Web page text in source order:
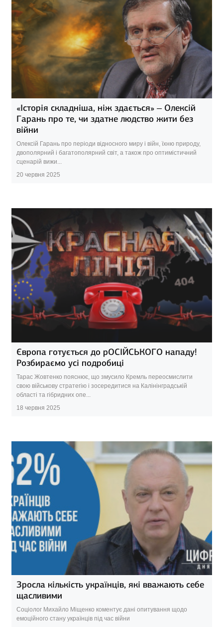
«Історія складніша, ніж здається» – Олексій
Гарань про те, чи здатне людство жити без
війни
Олексій Гарань про періоди відносного миру і війн, їхню природу,
двополярний і багатополярний світ, а також про оптимістичний
сценарій вижи...
20 червня 2025
Європа готується до рОСІЙСЬКОГО нападу!
Розбираємо усі подробиці
Тарас Жовтенко пояснює, що змусило Кремль переосмислити
свою військову стратегію і зосередитися на Калінінградській
області та гібридних опе...
18 червня 2025
Зросла кількість українців, які вважають себе
щасливими
Соціолог Михайло Міщенко коментує дані опитування щодо
емоційного стану українців під час війни